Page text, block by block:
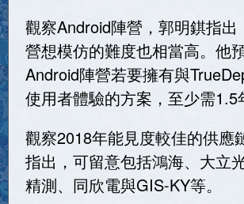
觀察Android陣營，郭明錤指出
營想模仿的難度也相當高。他
Android陣營若要擁有與
使用者體驗的方案，至少需1.5
觀察2018年能見度較佳的供應
指出，可留意包括鴻海、大立
精測、同欣電與GIS-KY等。